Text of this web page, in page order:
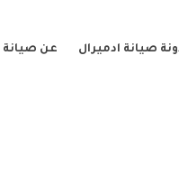
صيانة ادميرال عن صيانة